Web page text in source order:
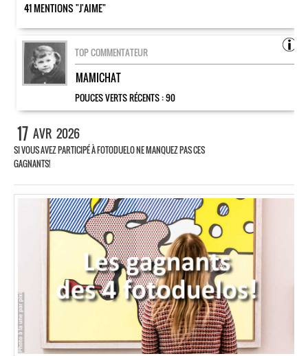
41 MENTIONS "J'AIME"
TOP COMMENTATEUR
MAMICHAT
POUCES VERTS RÉCENTS :90
17 AVR 2026
SI VOUS AVEZ PARTICIPÉ À FOTODUELO NE MANQUEZ PAS CES
GAGNANTS!